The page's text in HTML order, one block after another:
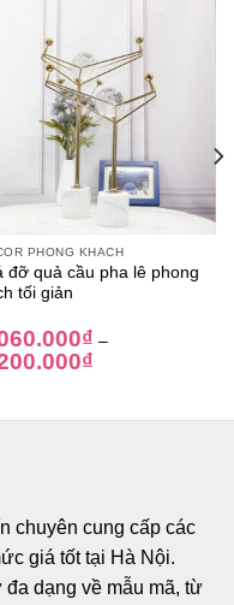
PHÒNG KHÁCH
đỡ quả cầu pha lê phong
tối giản
₫ –
₫
chuyên cung cấp các
giá tốt tại Hà Nội.
dạng về mẫu mã, từ